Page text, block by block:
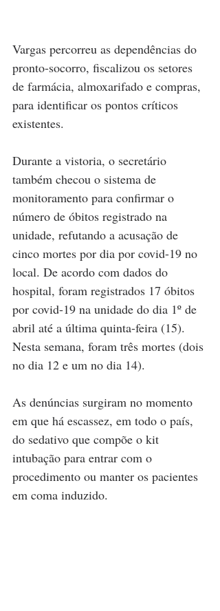
Vargas percorreu as dependências do
pronto-socorro, fiscalizou os setores
de farmácia, almoxarifado e compras,
para identificar os pontos críticos
existentes.
Durante a vistoria, o secretário
também checou o sistema de
monitoramento para confirmar o
número de óbitos registrado na
unidade, refutando a acusação de
cinco mortes por dia por covid-19 no
local. De acordo com dados do
hospital, foram registrados 17 óbitos
por covid-19 na unidade do dia 1º de
abril até a última quinta-feira (15).
Nesta semana, foram três mortes (dois
no dia 12 e um no dia 14).
As denúncias surgiram no momento
em que há escassez, em todo o país,
do sedativo que compõe o kit
intubação para entrar com o
procedimento ou manter os pacientes
em coma induzido.